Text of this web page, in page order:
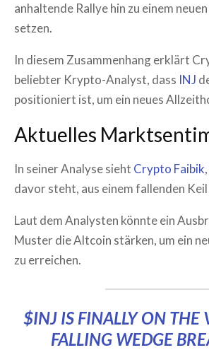
anhaltende Rallye hin zu einem
setzen.
In diesem Zusammenhang erklärt
beliebter Krypto-Analyst, dass INJ
positioniert ist, um ein neues
Aktuelles
In seiner Analyse sieht Crypto Faibik
davor steht, aus einem fallenden
Laut dem Analysten könnte ein
Muster die Altcoin stärken, um ein
zu erreichen.
$INJIS FINALLY ON THE
FALLING WEDGE